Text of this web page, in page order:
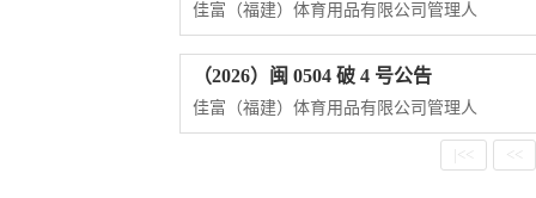
佳富（福建）体育用品有限公司管理人
（2026）闽 0504 破 4 号公告
佳富（福建）体育用品有限公司管理人
|<< <<